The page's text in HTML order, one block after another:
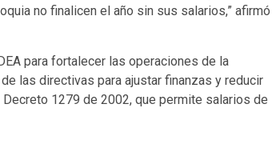
no finalicen el año sin sus salarios,” afirmó
para fortalecer las operaciones de la
las directivas para ajustar finanzas y reducir
1279 de 2002, que permite salarios de